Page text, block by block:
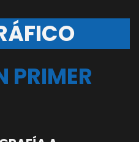
PRIMER